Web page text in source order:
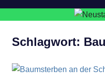
Schlagwort: